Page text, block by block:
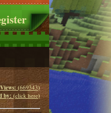
Views: (669343)
by: (click here)